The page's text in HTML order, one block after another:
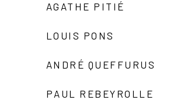
AGATHE PITIÉ
LOUIS PONS
ANDRÉ QUEFFURUS
PAUL REBEYROLLE